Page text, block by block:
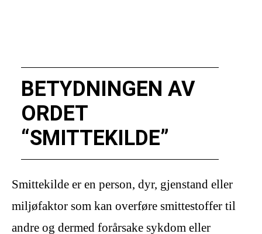
BETYDNINGEN AV
ORDET
“SMITTEKILDE”
Smittekilde er en person, dyr, gjenstand eller
miljøfaktor som kan overføre smittestoffer til
andre og dermed forårsake sykdom eller